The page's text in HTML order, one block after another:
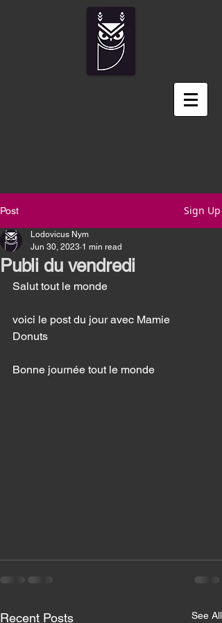
Post Sign Up
Publi du vendredi
Lodovicus Nym
Jun 30, 2023 1 min read
Salut tout le monde
voici le post du jour avec Mamie
Donuts
Bonne journée tout le monde
Recent Posts See All